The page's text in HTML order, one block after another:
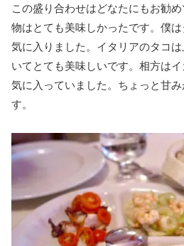
この盛り合わせはどなたにもお勧
物はとても美味しかったです。僕
気に入りました。イタリアのタコ
いてとても美味しいです。相方は
気に入っていました。ちょっと甘
す。